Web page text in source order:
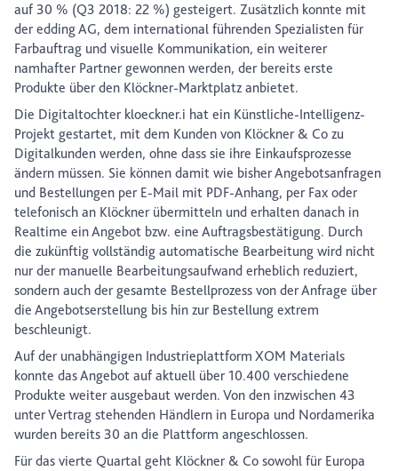
auf 30 % (Q3 2018: 22 %) gesteigert. Zusätzlich konnte mit
der edding AG, dem international führenden Spezialisten für
Farbauftrag und visuelle Kommunikation, ein weiterer
namhafter Partner gewonnen werden, der bereits erste
Produkte über den Klöckner-Marktplatz anbietet.
Die Digitaltochter kloeckner.i hat ein Künstliche-Intelligenz-
Projekt gestartet, mit dem Kunden von Klöckner & Co zu
Digitalkunden werden, ohne dass sie ihre Einkaufsprozesse
ändern müssen. Sie können damit wie bisher Angebotsanfragen
und Bestellungen per E-Mail mit PDF-Anhang, per Fax oder
telefonisch an Klöckner übermitteln und erhalten danach in
Realtime ein Angebot bzw. eine Auftragsbestätigung. Durch
die zukünftig vollständig automatische Bearbeitung wird nicht
nur der manuelle Bearbeitungsaufwand erheblich reduziert,
sondern auch der gesamte Bestellprozess von der Anfrage über
die Angebotserstellung bis hin zur Bestellung extrem
beschleunigt.
Auf der unabhängigen Industrieplattform XOM Materials
konnte das Angebot auf aktuell über 10.400 verschiedene
Produkte weiter ausgebaut werden. Von den inzwischen 43
unter Vertrag stehenden Händlern in Europa und Nordamerika
wurden bereits 30 an die Plattform angeschlossen.
Für das vierte Quartal geht Klöckner & Co sowohl für Europa